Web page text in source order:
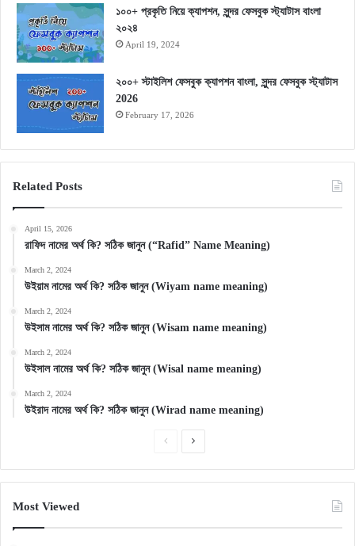
১০০+ প্রকৃতি নিয়ে ক্যাপশন, সুন্দর ফেসবুক স্ট্যাটাস বাংলা
২০২৪
April 19, 2024
২০০+ স্টাইলিশ ফেসবুক ক্যাপশন বাংলা, সুন্দর ফেসবুক স্ট্যাটাস
2026
February 17, 2026
Related Posts
April 15, 2026
রাফিদ নামের অর্থ কি? সঠিক জানুন (“Rafid” Name Meaning)
March 2, 2024
উইয়াম নামের অর্থ কি? সঠিক জানুন (Wiyam name meaning)
March 2, 2024
উইসাম নামের অর্থ কি? সঠিক জানুন (Wisam name meaning)
March 2, 2024
উইসাল নামের অর্থ কি? সঠিক জানুন (Wisal name meaning)
March 2, 2024
উইরাদ নামের অর্থ কি? সঠিক জানুন (Wirad name meaning)
PreviousNext
Most Viewed